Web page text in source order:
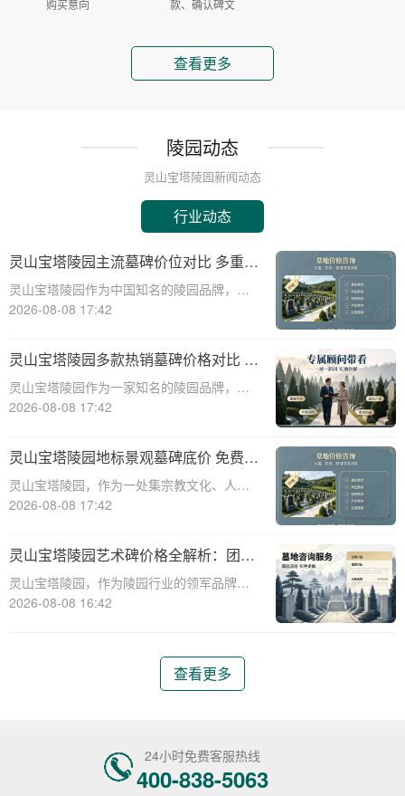
购买意向
款、确认碑文
查看更多
陵园动态
灵山宝塔陵园新闻动态
行业动态
灵山宝塔陵园主流墓碑价位对比 多重优
惠叠加省钱攻略详解
灵山宝塔陵园作为中国知名的陵园品牌，其
墓碑产品种类丰富，价格区间广泛，能够满
发，详细介绍灵山宝塔陵园主流墓碑的价位
对比，并为您提供多重优惠叠加省钱攻略，
帮助您在选购
2026-08-08 17:42
灵山宝塔陵园多款热销墓碑价格对比 多
重优惠组合省钱指南
灵山宝塔陵园作为一家知名的陵园品牌，提
供多种高质量且价格合理的墓碑选择。本文
格对比，并提供多重优惠组合省钱指南，帮
助消费者在选购墓碑时做出明智的决策。☎
灵山宝塔
2026-08-08 17:42
灵山宝塔陵园地标景观墓碑底价 免费班
车配套购墓即享详解
灵山宝塔陵园，作为一处集宗教文化、人文
景观与现代园林艺术于一体的标志性陵园，
所的首选。本文将详细解析灵山宝塔陵园地
标景观墓碑的底价政策以及免费班车配套购
墓服务的具
2026-08-08 17:42
灵山宝塔陵园艺术碑价格全解析：团购
更享折上折优惠！
灵山宝塔陵园，作为陵园行业的领军品牌，
凭借其创新的艺术碑设计和亲民的价位体
介绍团体采购的叠加折扣优惠，旨在为消费
2026-08-08 16:42
查看更多
24小时免费客服热线
400-838-5063